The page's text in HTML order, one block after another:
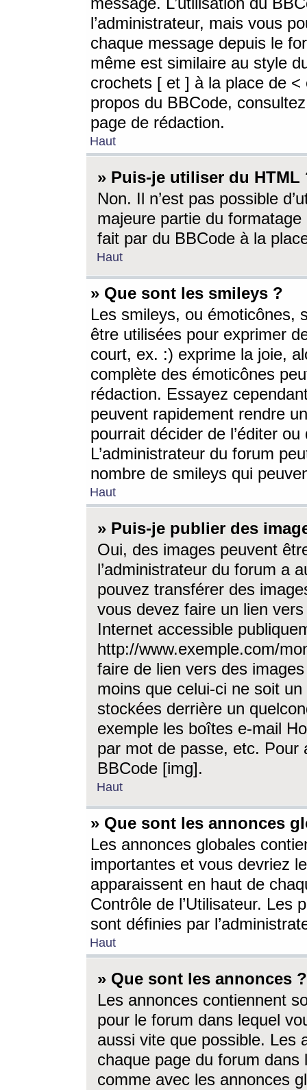
l’administrateur, mais vous
chaque message depuis le
même est similaire au style
crochets [ et ] à la place de <
propos du BBCode,
page de rédaction.
Haut
» Puis-je utiliser du HTML
Non. Il n’est pas possible
majeure partie du
fait par du BBCode à la
Haut
» Que sont les smileys ?
Les smileys, ou émoticônes,
être utilisées pour exprimer
court, ex. :) exprime la joie,
complète des émoticônes
rédaction. Essayez
peuvent rapidement rendre
pourrait décider de l’éditer
L’administrateur du forum
nombre de smileys qui
Haut
» Puis-je publier des
Oui, des images peuvent
l’administrateur du forum a
pouvez transférer des
vous devez faire un lien
Internet accessible
http://www.exemple.com/
faire de lien vers des
moins que celui-ci ne soit
stockées derrière un
exemple les boîtes e-mail
par mot de passe, etc. Pour
BBCode [img].
Haut
» Que sont les annonces
Les annonces globales
importantes et vous devriez
apparaissent en haut de
Contrôle de l’Utilisateur. Les
sont définies par
Haut
» Que sont les annonces ?
Les annonces contiennent
pour le forum dans lequel
aussi vite que possible. Les
chaque page du forum dans
comme avec les annonces